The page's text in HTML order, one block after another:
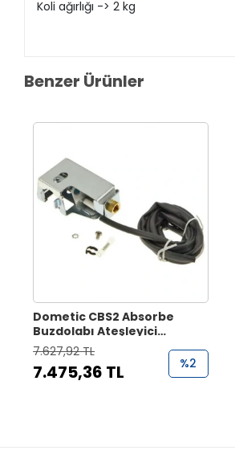
Koli ağırlığı -> 2 kg
Benzer Ürünler
Dometic CBS2 Absorbe
Buzdolabı Ateşleyici
Kablolamalı Gaz Brülörü
7.627,92 TL
7.475,36 TL %2